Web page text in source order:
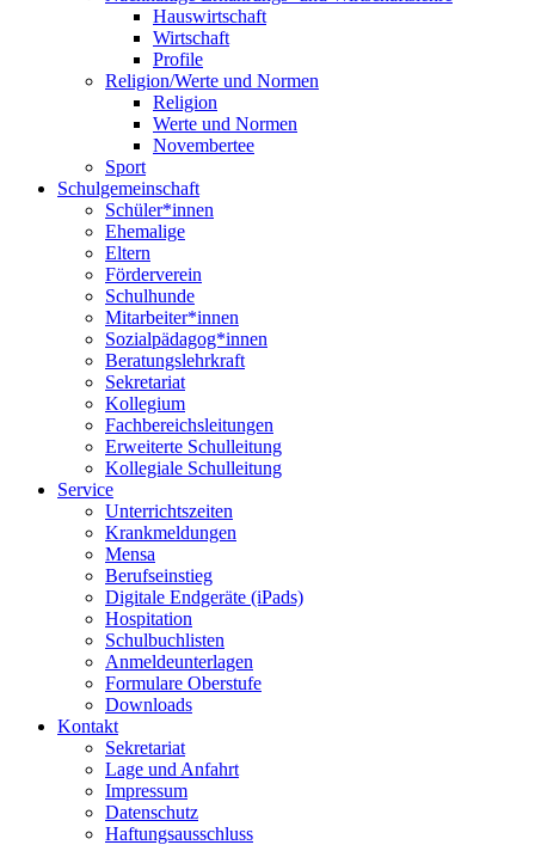
Hauswirtschaft
Wirtschaft
Profile
Religion/Werte und Normen
Religion
Werte und Normen
Novembertee
Sport
Schulgemeinschaft
Schüler*innen
Ehemalige
Eltern
Förderverein
Schulhunde
Mitarbeiter*innen
Sozialpädagog*innen
Beratungslehrkraft
Sekretariat
Kollegium
Fachbereichsleitungen
Erweiterte Schulleitung
Kollegiale Schulleitung
Service
Unterrichtszeiten
Krankmeldungen
Mensa
Berufseinstieg
Digitale Endgeräte (iPads)
Hospitation
Schulbuchlisten
Anmeldeunterlagen
Formulare Oberstufe
Downloads
Kontakt
Sekretariat
Lage und Anfahrt
Impressum
Datenschutz
Haftungsausschluss